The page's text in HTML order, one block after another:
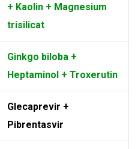
+ Kaolin + Magnesium
trisilicat
Ginkgo biloba +
Heptaminol + Troxerutin
Glecaprevir +
Pibrentasvir